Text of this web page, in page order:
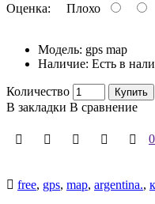
Оценка: Плохо
Модель: gps map
Наличие: Есть в
Количество Купить
В закладки В сравнение
free, gps, map, argentina.,